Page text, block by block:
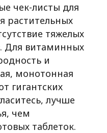
чек-листы для
растительных
тяжелых
Для витаминных
и
монотонная
гигантских
лучше
чем
таблеток.